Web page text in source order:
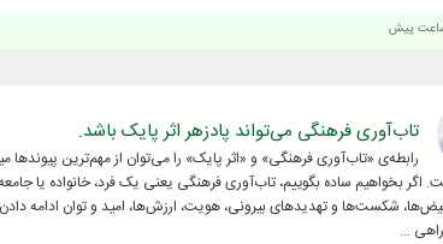
تاب‌آوری فرهنگی می‌تواند پادزهر اثر پایک باشد.
رابطه‌ی «تاب‌آوری فرهنگی» و «اثر پایک» را می‌توان از مهم‌ترین
اگر بخواهیم ساده بگوییم، تاب‌آوری فرهنگی یعنی یک فرد، خانواده یا جامعه
شکست‌ها و تهدیدهای بیرونی، هویت، ارزش‌ها، امید و توان ادامه
...